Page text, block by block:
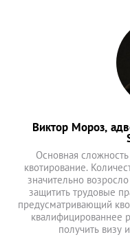
Виктор Мороз,
Основная
квотирование.
значительно
защитить трудовые
предусматривающий
квалифицированнее
получить визу